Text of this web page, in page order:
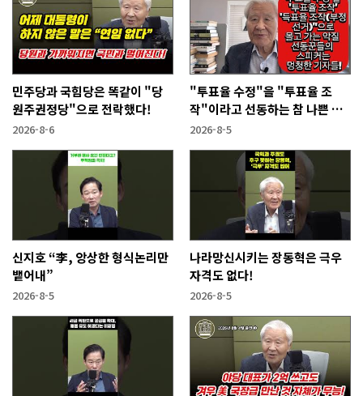
민주당과 국힘당은 똑같이 "당
원주권정당"으로 전락했다!
2026-8-6
"투표율 수정"을 "투표율 조
작"이라고 선동하는 참 나쁜 사
람들!
2026-8-5
신지호 “李, 앙상한 형식논리만
뱉어내”
2026-8-5
나라망신시키는 장동혁은 극우
자격도 없다!
2026-8-5